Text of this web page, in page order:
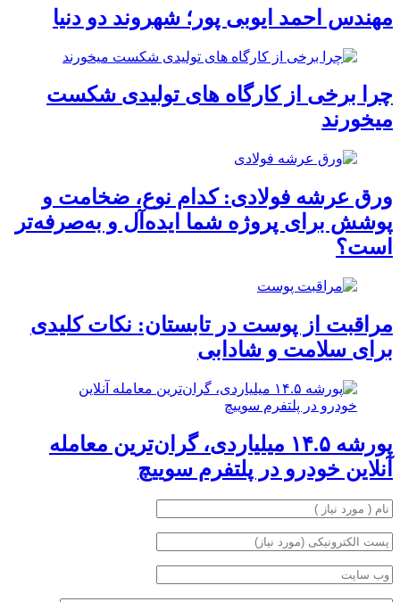
مهندس احمد ایوبی ‌پور؛ شهروند دو دنیا
چرا برخی از کارگاه‌ های تولیدی شکست
میخورند
ورق عرشه فولادی: کدام نوع، ضخامت و
پوشش برای پروژه شما ایده‌آل و به‌صرفه‌تر
است؟
مراقبت از پوست در تابستان: نکات کلیدی
برای سلامت و شادابی
پورشه ۱۴.۵ میلیاردی، گران‌ترین معامله
آنلاین خودرو در پلتفرم سوییچ